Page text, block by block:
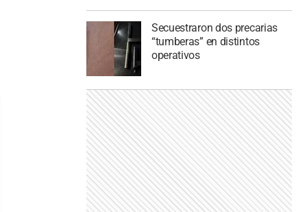
Secuestraron dos precarias
“tumberas” en distintos
operativos